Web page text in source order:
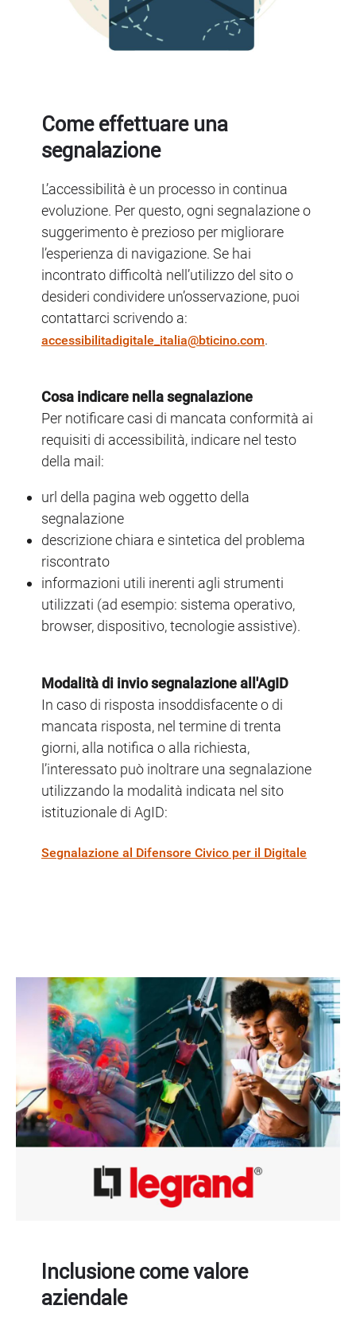
Come effettuare una
segnalazione
L’accessibilità è un processo in continua
evoluzione. Per questo, ogni segnalazione o
suggerimento è prezioso per migliorare
l’esperienza di navigazione. Se hai
incontrato difficoltà nell’utilizzo del sito o
desideri condividere un’osservazione, puoi
contattarci scrivendo a:
accessibilitadigitale_italia@bticino.com.
Cosa indicare nella segnalazione
Per notificare casi di mancata conformità ai
requisiti di accessibilità, indicare nel testo
della mail:
url della pagina web oggetto della
segnalazione
descrizione chiara e sintetica del problema
riscontrato
informazioni utili inerenti agli strumenti
utilizzati (ad esempio: sistema operativo,
browser, dispositivo, tecnologie assistive).
Modalità di invio segnalazione all'AgID
In caso di risposta insoddisfacente o di
mancata risposta, nel termine di trenta
giorni, alla notifica o alla richiesta,
l’interessato può inoltrare una segnalazione
utilizzando la modalità indicata nel sito
istituzionale di AgID:
Segnalazione al Difensore Civico per il Digitale
Inclusione come valore
aziendale